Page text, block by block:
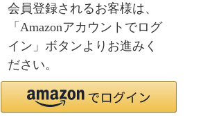
会員登録されるお客様は、
「Amazonアカウントでログ
イン」ボタンよりお進みく
ださい。